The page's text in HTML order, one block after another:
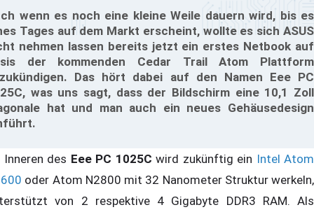
wenn es noch eine kleine Weile dauern wird, bis es
Tages auf dem Markt erscheint, wollte es sich ASUS
nehmen lassen bereits jetzt ein erstes Netbook auf
der kommenden Cedar Trail Atom Plattform
Das hört dabei auf den Namen Eee PC
was uns sagt, dass der Bildschirm eine 10,1 Zoll
hat und man auch ein neues Gehäusedesign
Inneren des Eee PC 1025C wird zukünftig ein Intel Atom
oder Atom N2800 mit 32 Nanometer Struktur werkeln,
von 2 respektive 4 Gigabyte DDR3 RAM. Als